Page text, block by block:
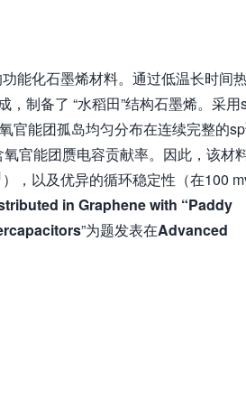
能化石墨烯材料。通过低温长时间
，制备了 “水稻田”结构石墨烯。采用
官能团孤岛均匀分布在连续完整的sp
官能团赝电容贡献率。因此，该材
），以及优异的循环稳定性（在100
in Graphene with “Paddy
”为题发表在Advanced